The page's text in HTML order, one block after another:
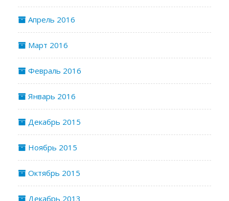
Апрель 2016
Март 2016
Февраль 2016
Январь 2016
Декабрь 2015
Ноябрь 2015
Октябрь 2015
Декабрь 2013